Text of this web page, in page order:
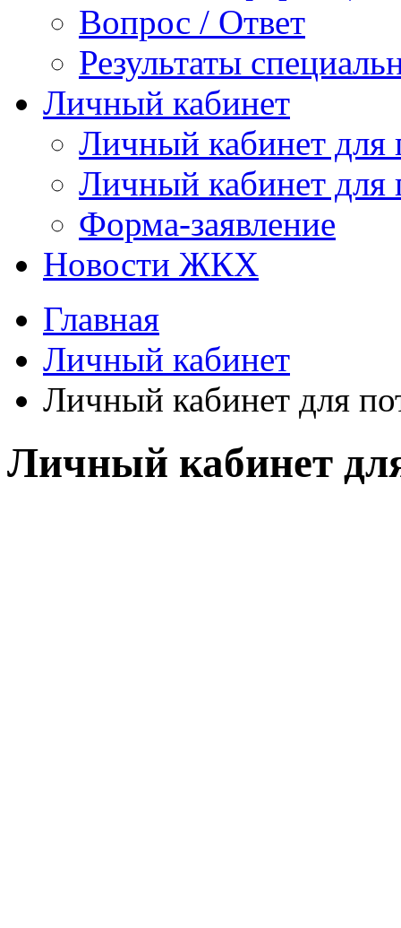
Вопрос / Ответ
Результаты
Личный кабинет
Личный кабинет
Личный кабинет
Форма-заявление
Новости ЖКХ
Главная
Личный кабинет
Личный кабинет для
Личный кабинет